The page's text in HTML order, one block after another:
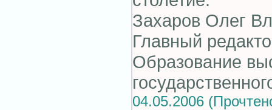
Захаров Олег
Главный
Образование
04.05.2006